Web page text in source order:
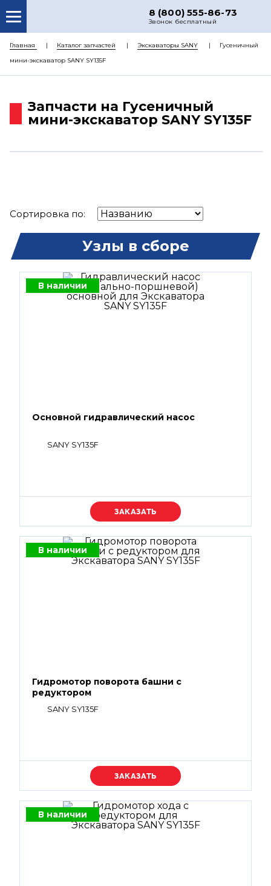
8 (800) 555-86-73
Звонок бесплатный
О НАС
КАТАЛОГ ЗАПЧАСТЕЙ
ДОСТАВКА
Главная Каталог запчастей Экскаваторы SANY
Гусеничный
мини-экскаватор SANY SY135F
Запчасти на Гусеничный
мини-экскаватор SANY SY135F
Сортировка по:
Узлы в сборе
В наличии
Основной гидравлический насос
SANY SY135F
Уточняйте цену
В наличии
Гидромотор поворота башни с
редуктором
SANY SY135F
Уточняйте цену
В наличии